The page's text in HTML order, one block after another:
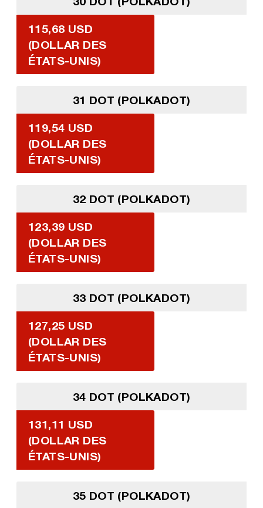
115,68 USD
(DOLLAR DES
ÉTATS-UNIS)
31 DOT (POLKADOT)
119,54 USD
(DOLLAR DES
ÉTATS-UNIS)
32 DOT (POLKADOT)
123,39 USD
(DOLLAR DES
ÉTATS-UNIS)
33 DOT (POLKADOT)
127,25 USD
(DOLLAR DES
ÉTATS-UNIS)
34 DOT (POLKADOT)
131,11 USD
(DOLLAR DES
ÉTATS-UNIS)
35 DOT (POLKADOT)